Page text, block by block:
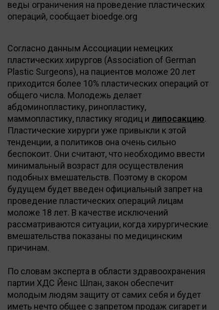
веды ограничения на проведение пластических
операций, сообщает bioedge.org
Согласно данным Ассоциации немецких
пластических хирургов (Association of German
Plastic Surgeons), на пациентов моложе 20 лет
приходится более 10% пластических операций от
общего числа. Молодежь делает
абдоминопластику, ринопластику,
маммопластику, пластику ягодиц и липосакцию.
Пластические хирурги уже привыкли к этой
тенденции, а политиков она очень сильно
беспокоит. Они считают, что необходимо ввести
минимальный возраст для осуществления
подобных вмешательств. Поэтому в скором
будущем будет введен официальный запрет на
проведение пластических операций лицам
моложе 18 лет. В качестве исключений
рассматриваются ситуации, когда хирургические
вмешательства показаны по медицинским
причинам.
По словам эксперта в области здравоохранения
партии ХДС Йенс Шпан, закон обеспечит
молодым людям защиту от самих себя и будет
иметь нечто общее с запретом продаж сигарет и